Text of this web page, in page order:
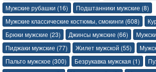
Мужские рубашки (16)
Подштанники мужские (8)
Мужские классические костюмы, смокинги (608)
Брюки мужские (23)
Джинсы мужские (66)
Пиджаки мужские (77)
Жилет мужской (55)
Пальто мужское (300)
Безрукавка мужская (1)